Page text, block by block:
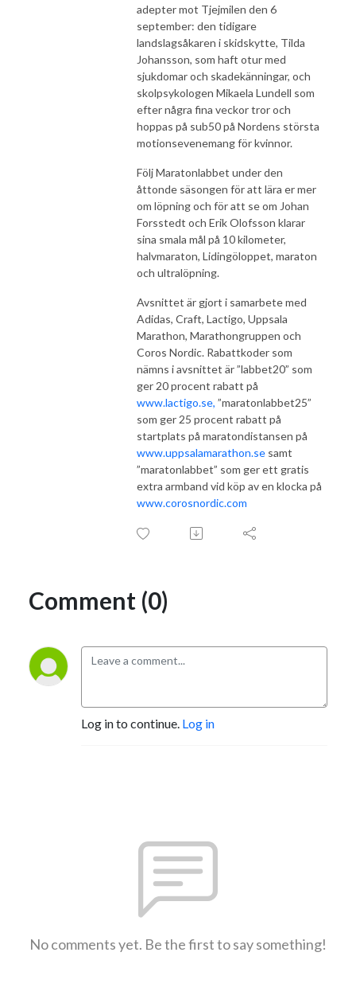
adepter mot Tjejmilen den 6
september: den tidigare
landslagsåkaren i skidskytte, Tilda
Johansson, som haft otur med
sjukdomar och skadekänningar, och
skolpsykologen Mikaela Lundell som
efter några fina veckor tror och
hoppas på sub50 på Nordens största
motionsevenemang för kvinnor.
Följ Maratonlabbet under den
åttonde säsongen för att lära er mer
om löpning och för att se om Johan
Forsstedt och Erik Olofsson klarar
sina smala mål på 10 kilometer,
halvmaraton, Lidingöloppet, maraton
och ultralöpning.
Avsnittet är gjort i samarbete med
Adidas, Craft, Lactigo, Uppsala
Marathon, Marathongruppen och
Coros Nordic. Rabattkoder som
nämns i avsnittet är ”labbet20” som
ger 20 procent rabatt på
www.lactigo.se, ”maratonlabbet25”
som ger 25 procent rabatt på
startplats på maratondistansen på
www.uppsalamarathon.se samt
”maratonlabbet” som ger ett gratis
extra armband vid köp av en klocka på
www.corosnordic.com
Comment (0)
Log in to continue. Log in
No comments yet. Be the first to say something!